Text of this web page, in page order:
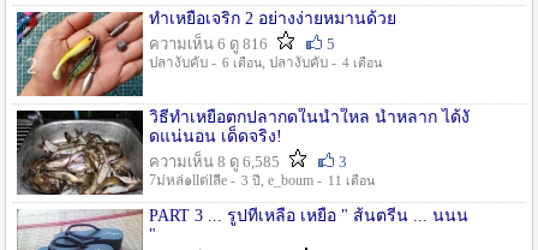
ทำเหยื่อเจริก 2 อย่างง่ายหมานด้วย
ความเห็น 6 ดู 816
5
ปลางับคับ - 6 เดือน, ปลางับคับ - 4 เดือน
วิธีทำเหยื่อตกปลากดในน้ำใหล น้ำหลาก ได้งั
ดแน่นอน เด็ดจริง!
ความเห็น 8 ดู 6,585
3
7ม่หล่๑llต่lลีe - 3 ปี , e_boum - 11 เดือน
PART 3 ... รูปที่เหลือ เหยื่อ " ส้นตรีน ... นนน
"